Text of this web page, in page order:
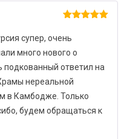
из 5
супер, очень
много нового о
подкованный ответил на
нереальной
в Камбодже. Только
будем обращаться к